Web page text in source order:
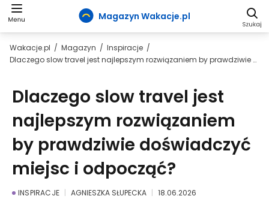
Magazyn Wakacje.pl
Wakacje.pl Magazyn
Inspiracje
Dlaczego slow travel jest najlepszym rozwiązaniem by prawdziwie doświadczyć miejsc i odpocząć?
Dlaczego slow travel jest
najlepszym rozwiązaniem
by prawdziwie doświadczyć
miejsc i odpocząć?
INSPIRACJE AGNIESZKA SŁUPECKA 18.06.2026